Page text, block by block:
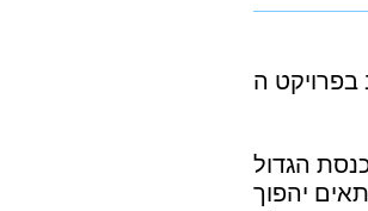
הגדול
יהפוך